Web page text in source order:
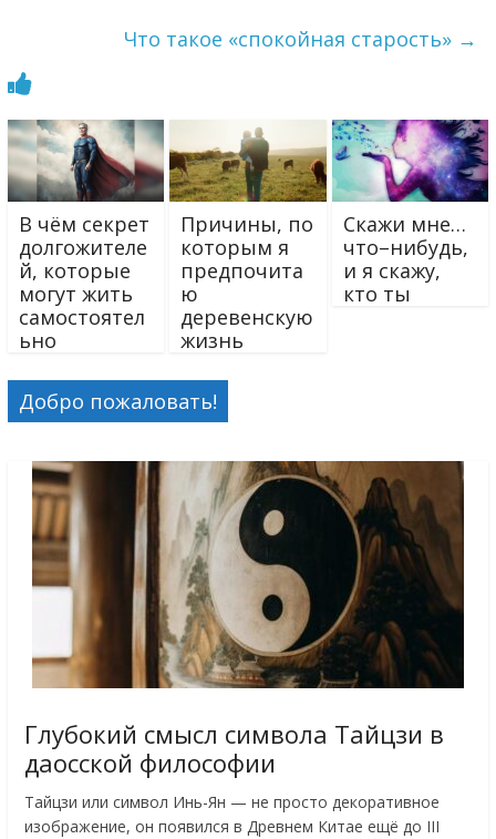
Что такое «спокойная старость» →
В чём секрет
долгожителе
й, которые
могут жить
самостоятел
ьно
Причины, по
которым я
предпочита
ю
деревенскую
жизнь
Скажи мне…
что–нибудь,
и я скажу,
кто ты
Добро пожаловать!
Глубокий смысл символа Тайцзи в
даосской философии
Тайцзи или символ Инь-Ян — не просто декоративное
изображение, он появился в Древнем Китае ещё до III